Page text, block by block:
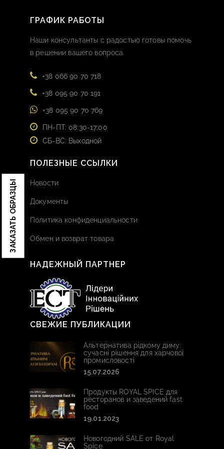
ЗАКАЗАТЬ ОБРАЗЦЫ
ГРАФИК РАБОТЫ
Наши консультанты с радостью готовы помочь
в решении вашего вопроса.
+38 066 90 70 718
+38 095 90 70 191
+38 095 90 70 769
ПН-ПТ: 08:30-17:00
СБ-ВС: Выходной
ПОЛЕЗНЫЕ ССЫЛКИ
Новости
Документы
Политика конфиденциальности
Обмен и возврат товара
НАДЕЖНЫЙ ПАРТНЕР
СВЕЖИЕ ПУБЛИКАЦИИ
Альтернатива рідкому диму:
сучасні рішення для харчової
промисловості
15.07.2026
Продукты ROYAL SPICE для
ресторанов и заведений fast
food
19.01.2023
Новогодний SALE от Royal
Spice